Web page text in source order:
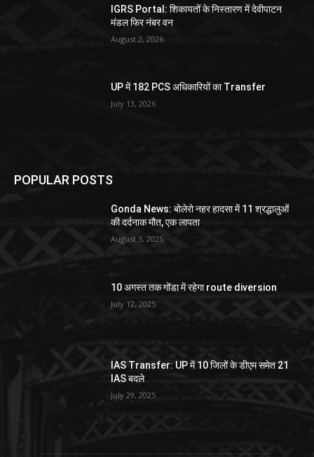
IGRS Portal: शिकायतों के निस्तारण में देवीपाटन
मंडल फिर नंबर वन
August 2, 2026
UP में 182 PCS अधिकारियों का Transfer
July 13, 2026
POPULAR POSTS
Gonda News: बोलेरो नहर हादसा में 11 श्रद्धालुओं
की दर्दनाक मौत, एक लापता
August 3, 2025
10 अगस्त तक गोंडा में रहेगा route diversion
July 12, 2025
IAS Transfer: UP में 10 जिलों के डीएम समेत 21
IAS बदले
July 29, 2025